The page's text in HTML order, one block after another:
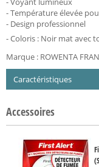
- Température élevée
- Design professionnel
- Coloris : Noir mat avec
Marque : ROWENTA
Caractéristiques
Accessoires